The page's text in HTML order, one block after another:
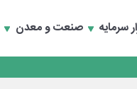
سرمایه صنعت و معدن